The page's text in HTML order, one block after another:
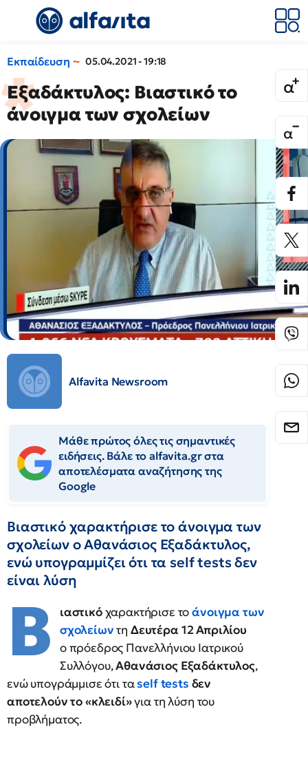
Εκπαίδευση 05.04.2021 - 19:18
Εξαδάκτυλος: Βιαστικό το
άνοιγμα των σχολείων
Alfavita Newsroom
Μάθε πρώτος όλες τις σημαντικές
ειδήσεις. Βάλε το alfavita.gr στα
αποτελέσματα αναζήτησης της
Google
Βιαστικό χαρακτήρισε το άνοιγμα των
σχολείων ο Αθανάσιος Εξαδάκτυλος,
ενώ υπογραμμίζει ότι τα self tests δεν
είναι λύση
Β ιαστικόχαρακτήρισε τοάνοιγμα των
σχολείωντη Δευτέρα 12 Απριλίου
ο πρόεδρος Πανελλήνιου Ιατρικού
Συλλόγου,Αθανάσιος Εξαδάκτυλος,
ενώ υπογράμμισε ότι ταself tests δεν
αποτελούν το «κλειδί»για τη λύση του
προβλήματος.